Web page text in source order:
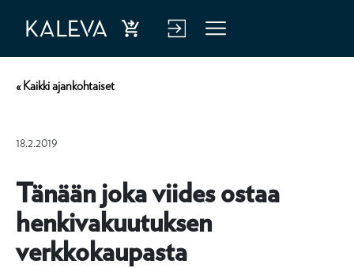
Ost
a
Kirj
aud
Vali
kko
« Kaikki ajankohtaiset
18.2.2019
Tänään joka viides ostaa
henkivakuutuksen
verkkokaupasta